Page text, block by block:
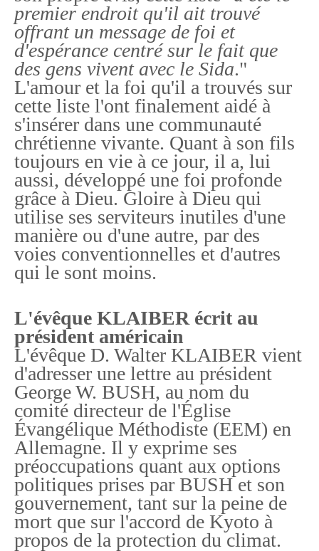
premier endroit qu'il ait trouvé
offrant un message de foi et
d'espérance centré sur le fait que
des gens vivent avec le Sida."
L'amour et la foi qu'il a trouvés sur
cette liste l'ont finalement aidé à
s'insérer dans une communauté
chrétienne vivante. Quant à son fils
toujours en vie à ce jour, il a, lui
aussi, développé une foi profonde
grâce à Dieu. Gloire à Dieu qui
utilise ses serviteurs inutiles d'une
manière ou d'une autre, par des
voies conventionnelles et d'autres
qui le sont moins.
L'évêque KLAIBER écrit au
président américain
L'évêque D. Walter KLAIBER vient
d'adresser une lettre au président
George W. BUSH, au nom du
comité directeur de l'Église
Évangélique Méthodiste (EEM) en
Allemagne. Il y exprime ses
préoccupations quant aux options
politiques prises par BUSH et son
gouvernement, tant sur la peine de
mort que sur l'accord de Kyoto à
propos de la protection du climat.